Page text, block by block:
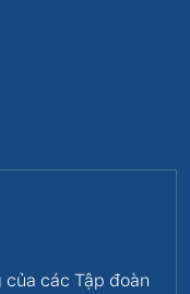
của các Tập đoàn